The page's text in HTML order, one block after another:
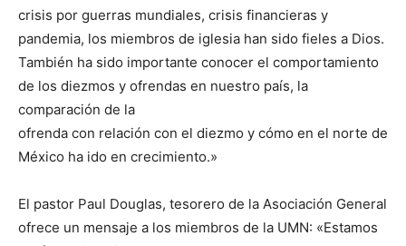
crisis por guerras mundiales, crisis financieras y
pandemia, los miembros de iglesia han sido fieles a Dios.
También ha sido importante conocer el comportamiento
de los diezmos y ofrendas en nuestro país, la
comparación de la
ofrenda con relación con el diezmo y cómo en el norte de
México ha ido en crecimiento.»
El pastor Paul Douglas, tesorero de la Asociación General
ofrece un mensaje a los miembros de la UMN: «Estamos